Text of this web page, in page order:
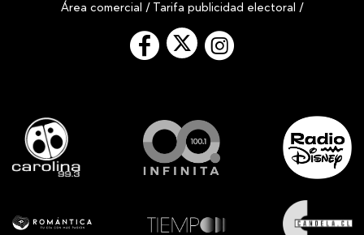
Área comercial / Tarifa publicidad electoral /